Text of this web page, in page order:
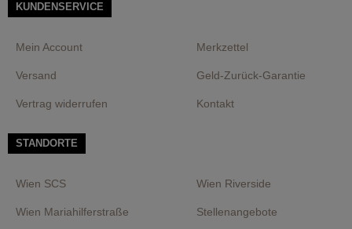
KUNDENSERVICE
Mein Account Merkzettel
Versand Geld-Zurück-Garantie
Vertrag widerrufen Kontakt
STANDORTE
Wien SCS Wien Riverside
Wien Mariahilferstraße Stellenangebote